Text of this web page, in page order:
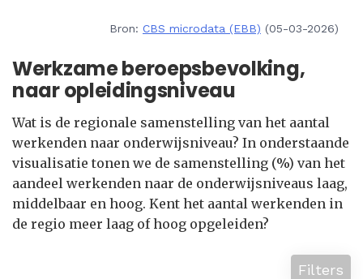
Bron: CBS microdata (EBB) (05-03-2026)
Werkzame beroepsbevolking,
naar opleidingsniveau
Wat is de regionale samenstelling van het aantal
werkenden naar onderwijsniveau? In onderstaande
visualisatie tonen we de samenstelling (%) van het
aandeel werkenden naar de onderwijsniveaus laag,
middelbaar en hoog. Kent het aantal werkenden in
de regio meer laag of hoog opgeleiden?
Filters